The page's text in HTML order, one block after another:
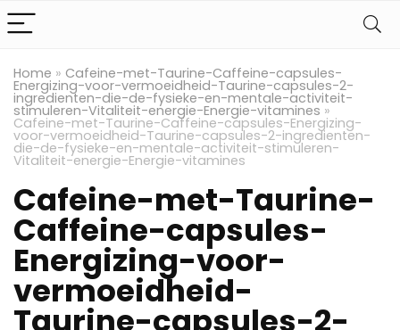
Home » Cafeine-met-Taurine-Caffeine-capsules-
Energizing-voor-vermoeidheid-Taurine-capsules-2-
ingredienten-die-de-fysieke-en-mentale-activiteit-
stimuleren-Vitaliteit-energie-Energie-vitamines »
Cafeine-met-Taurine-Caffeine-capsules-Energizing-
voor-vermoeidheid-Taurine-capsules-2-ingredienten-
die-de-fysieke-en-mentale-activiteit-stimuleren-
Vitaliteit-energie-Energie-vitamines
Cafeine-met-Taurine-
Caffeine-capsules-
Energizing-voor-
vermoeidheid-
Taurine-capsules-2-